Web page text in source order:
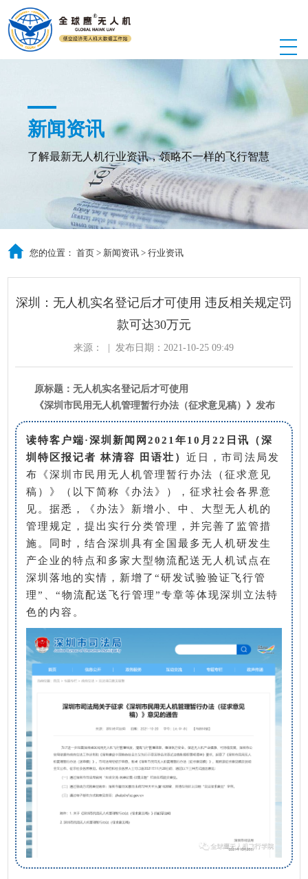
新闻资讯
了解最新无人机行业资讯，领略不一样的飞行智慧
您的位置：首页 > 新闻资讯 >行业资讯
深圳：无人机实名登记后才可使用 违反相关规定罚
款可达30万元
来源： 发布日期：2021-10-25 09:49
原标题：无人机实名登记后才可使用
《深圳市民用无人机管理暂行办法（征求意见稿）》发布
读特客户端·深圳新闻网2021年10月22日讯（深
圳特区报记者 林清容 田语壮 ）近日，市司法局发
布《深圳市民用无人机管理暂行办法（征求意见
稿）》（以下简称《办法》），征求社会各界意
见。据悉，《办法》新增小、中、大型无人机的
管理规定，提出实行分类管理，并完善了监管措
施。同时，结合深圳具有全国最多无人机研发生
产企业的特点和多家大型物流配送无人机试点在
深圳落地的实情，新增了“研发试验验证飞行管
理”、“物流配送飞行管理”专章等体现深圳立法特
色的内容。